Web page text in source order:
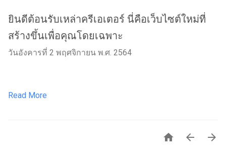
ยินดีต้อนรับเหล่าครีเอเตอร์ นี่คือเว็บไซต์ใหม่ที่
สร้างขึ้นเพื่อคุณโดยเฉพาะ
วันอังคารที่ 2 พฤศจิกายน พ.ศ. 2564
Read More
  